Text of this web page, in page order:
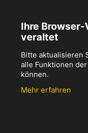
Ihre
veraltet
Bitte aktualisieren
alle Funktionen
können.
Mehr erfahren